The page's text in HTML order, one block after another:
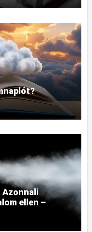
Azonnali
ellen –